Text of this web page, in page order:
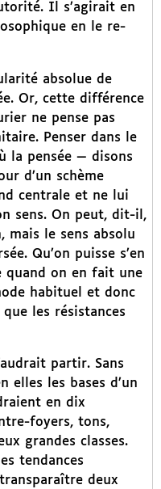
Il s’agirait en
en le re-
absolue de
Or, cette différence
ne pense pas
Penser dans le
la pensée — disons
d’un schème
centrale et ne lui
sens. On peut, dit-il,
mais le sens absolu
Qu’on puisse s’en
quand on en fait une
habituel et donc
les résistances
partir. Sans
elles les bases d’un
en dix
foyers, tons,
grandes classes.
tendances
deux